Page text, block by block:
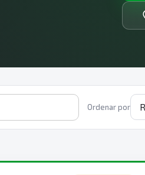
Ordenar por